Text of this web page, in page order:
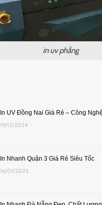
in uv phẳng
In UV Đồng Nai Giá Rẻ – Công
19/12/2024
In Nhanh Quận 3 Giá Rẻ Siêu Tốc
16/01/2025